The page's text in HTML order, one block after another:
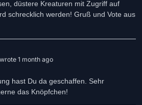
düstere Kreaturen mit Zugriff auf
schrecklich werden! Gruß und Vote aus
wrote 1 month ago
hast Du da geschaffen. Sehr
das Knöpfchen!